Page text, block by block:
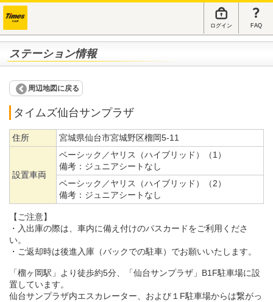
ログイン FAQ
ステーション情報
周辺地図に戻る
タイムズ仙台サンプラザ
住所 宮城県仙台市宮城野区榴岡5-11
設置車両
ベーシック／ヤリス（ハイブリッド）（1）
備考： ジュニアシートなし
ベーシック／ヤリス（ハイブリッド）（2）
備考： ジュニアシートなし
【ご注意】
・入出庫の際は、車内に備え付けのパスカードをご利用くださ
い。
・ご返却時は後進入庫（バックでの駐車）でお願いいたします。
「榴ヶ岡駅」より徒歩約5分、「仙台サンプラザ」B1F駐車場に設
置しています。
仙台サンプラザ内エスカレーター、および１F駐車場からは繋がっ